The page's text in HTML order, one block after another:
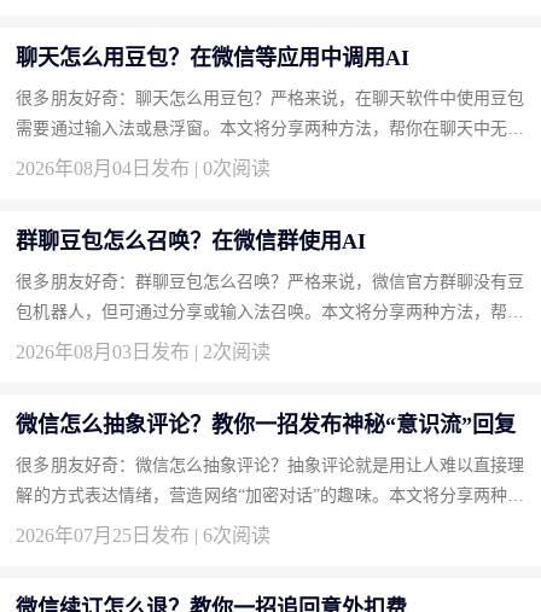
聊天怎么用豆包？在微信等应用中调用AI
很多朋友好奇：聊天怎么用豆包？严格来说，在聊天软件中使用豆包
需要通过输入法或悬浮窗。本文将分享两种方法，帮你在聊天中无缝
接入豆包。 方法一：安装豆包输入法实现边聊边AI（推荐） 输入...
2026年08月04日发布 | 0次阅读
群聊豆包怎么召唤？在微信群使用AI
很多朋友好奇：群聊豆包怎么召唤？严格来说，微信官方群聊没有豆
包机器人，但可通过分享或输入法召唤。本文将分享两种方法，帮你
轻松在群聊中显现豆包。 方法一：使用豆包输入法一键召唤回答
2026年08月03日发布 | 2次阅读
微信怎么抽象评论？教你一招发布神秘“意识流”回复
很多朋友好奇：微信怎么抽象评论？抽象评论就是用让人难以直接理
解的方式表达情绪，营造网络“加密对话”的趣味。本文将分享两种方
法，帮你成为评论区的气氛组大神。 方法一：使用火星文和倒装
2026年07月25日发布 | 6次阅读